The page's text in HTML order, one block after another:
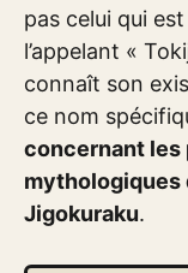
pas celui qui
l’appelant «
connaît son
ce nom
concernant les
mythologiques
Jigokuraku.